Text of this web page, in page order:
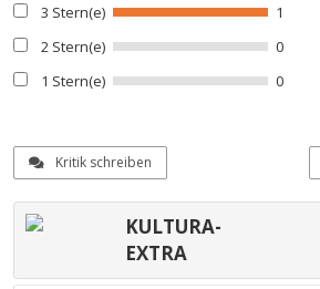
3 Stern(e)
1
2 Stern(e)
0
1 Stern(e)
0
Kritik schreiben
KULTURA-
EXTRA